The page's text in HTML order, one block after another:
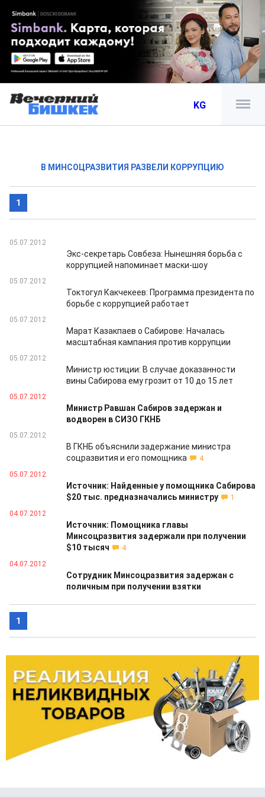
KG
В МИНСОЦРАЗВИТИЯ РАЗВЕЛИ КОРРУПЦИЮ
1
05.07.2012
Экс-секретарь Совбеза: Нынешняя борьба с
коррупцией напоминает маски-шоу
05.07.2012
Токтогул Какчекеев: Программа президента по
борьбе с коррупцией работает
05.07.2012
Марат Казакпаев о Сабирове: Началась
масштабная кампания против коррупции
05.07.2012
Министр юстиции: В случае доказанности
вины Сабирова ему грозит от 10 до 15 лет
05.07.2012
Министр Равшан Сабиров задержан и
водворен в СИЗО ГКНБ
05.07.2012
В ГКНБ объяснили задержание министра
соцразвития и его помощника
4
05.07.2012
Источник: Найденные у помощника Сабирова
$20 тыс. предназначались министру
1
04.07.2012
Источник: Помощника главы
Минсоцразвития задержали при получении
$10 тысяч
4
04.07.2012
Сотрудник Минсоцразвития задержан с
поличным при получении взятки
1